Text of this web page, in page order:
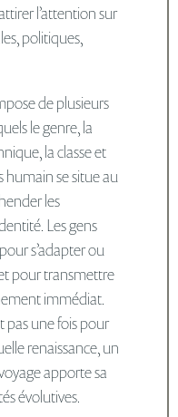
l’attention sur
politiques,
de plusieurs
le genre, la
la classe et
humain se situe au
les
Les gens
s’adapter ou
pour transmettre
immédiat.
pas une fois pour
renaissance, un
apporte sa
évolutives.